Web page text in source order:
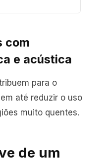
com
e acústica
para o
até reduzir o uso
muito quentes.
de um